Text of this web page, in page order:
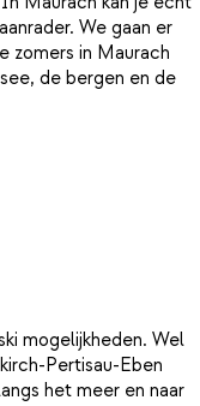
We gaan er
zomers in Maurach
de bergen en de
mogelijkheden. Wel
Pertisau-Eben
het meer en naar